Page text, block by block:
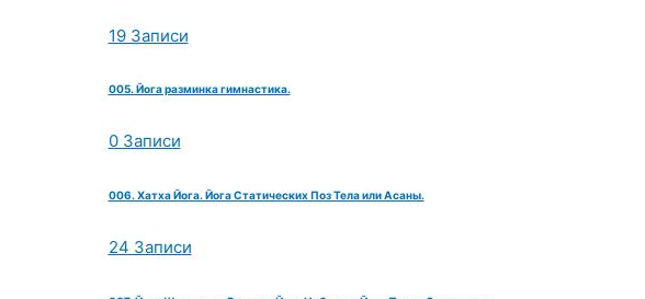
19 Записи
005. Йога разминка гимнастика.
0 Записи
006. Хатха Йога. Йога Статических Поз Тела или Асаны.
24 Записи